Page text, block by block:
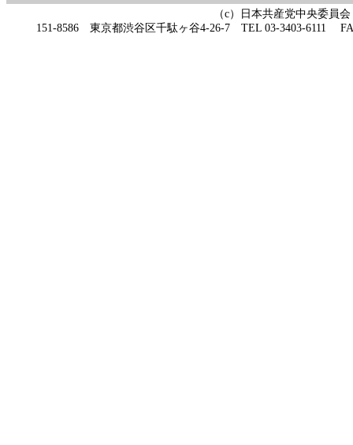
（c）日本共産党中央委員会
151-8586 東京都渋谷区千駄ヶ谷4-26-7 TEL 03-3403-6111